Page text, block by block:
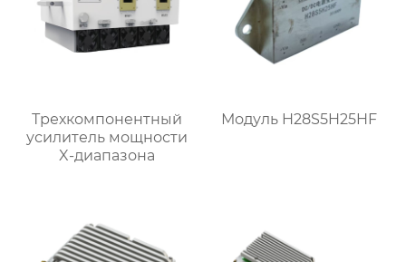
Трехкомпонентный
усилитель мощности
X-диапазона
Модуль H28S5H25HF